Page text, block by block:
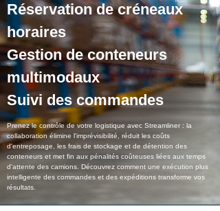
Réservation de créneaux
horaires
Gestion de conteneurs
multimodaux
Suivi des commandes
Prenez le contrôle de votre logistique avec Streamliner : la
collaboration élimine l'imprévisibilité, réduit les coûts
d'entreposage, les frais de stockage et de détention des
conteneurs et met fin aux pénalités coûteuses liées aux temps
d'attente des camions. Découvrez comment une exécution plus
intelligente des commandes et des expéditions transforme vos
résultats.